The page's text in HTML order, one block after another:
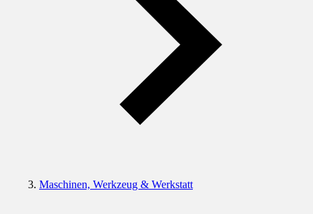
Maschinen, Werkzeug & Werkstatt